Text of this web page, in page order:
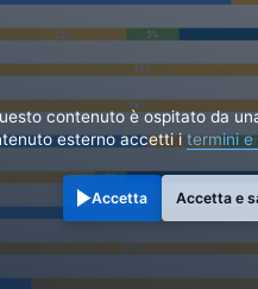
contenuto è ospitato da
esterno accetti itermini e
Accetta Accetta e